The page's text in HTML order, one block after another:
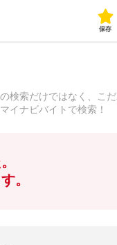
保存
検索だけではなく、こ
イナビバイトで検索！
。